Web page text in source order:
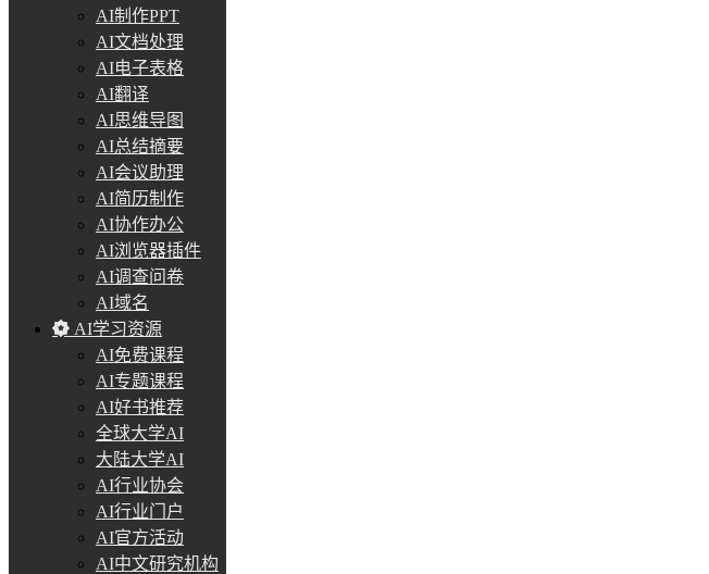
AI制作PPT
AI文档处理
AI电子表格
AI翻译
AI思维导图
AI总结摘要
AI会议助理
AI简历制作
AI协作办公
AI浏览器插件
AI调查问卷
AI域名
AI学习资源
AI免费课程
AI专题课程
AI好书推荐
全球大学AI
大陆大学AI
AI行业协会
AI行业门户
AI官方活动
AI中文研究机构